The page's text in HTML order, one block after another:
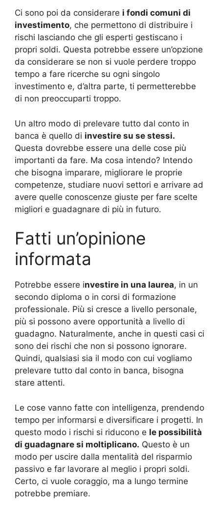
Ci sono poi da considerare i fondi comuni di
investimento, che permettono di distribuire i
rischi lasciando che gli esperti gestiscano i
propri soldi. Questa potrebbe essere un’opzione
da considerare se non si vuole perdere troppo
tempo a fare ricerche su ogni singolo
investimento e, d’altra parte, ti permetterebbe
di non preoccuparti troppo.
Un altro modo di prelevare tutto dal conto in
banca è quello di investire su se stessi.
Questa dovrebbe essere una delle cose più
importanti da fare. Ma cosa intendo? Intendo
che bisogna imparare, migliorare le proprie
competenze, studiare nuovi settori e arrivare ad
avere quelle conoscenze giuste per fare scelte
migliori e guadagnare di più in futuro.
Fatti un’opinione
informata
Potrebbe essere investire in una laurea, in un
secondo diploma o in corsi di formazione
professionale. Più si cresce a livello personale,
più si possono avere opportunità a livello di
guadagno. Naturalmente, anche in questi casi ci
sono dei rischi che non si possono ignorare.
Quindi, qualsiasi sia il modo con cui vogliamo
prelevare tutto dal conto in banca, bisogna
stare attenti.
Le cose vanno fatte con intelligenza, prendendo
tempo per informarsi e diversificare i progetti. In
questo modo i rischi si riducono e le possibilità
di guadagnare si moltiplicano. Questo è un
modo per uscire dalla mentalità del risparmio
passivo e far lavorare al meglio i propri soldi.
Certo, ci vuole coraggio, ma a lungo termine
potrebbe premiare.